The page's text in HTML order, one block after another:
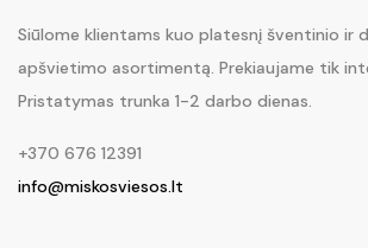
Siūlome klientams kuo platesnį šventinio ir
apšvietimo asortimentą. Prekiaujame tik
Pristatymas trunka 1-2 darbo dienas.
+370 676 12391
info@miskosviesos.lt